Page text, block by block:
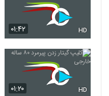
۰۱:۴۲ HD
۰۱:۲۰ HD